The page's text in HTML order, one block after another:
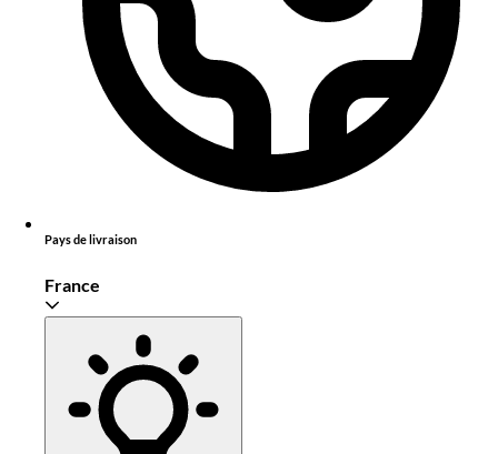
Pays de livraison
France